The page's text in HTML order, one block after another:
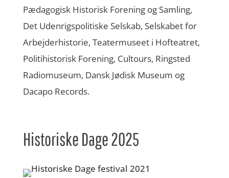
Pædagogisk Historisk Forening og Samling,
Det Udenrigspolitiske Selskab, Selskabet for
Arbejderhistorie, Teatermuseet i Hofteatret,
Politihistorisk Forening, Cultours, Ringsted
Radiomuseum, Dansk Jødisk Museum og
Dacapo Records.
Historiske Dage 2025